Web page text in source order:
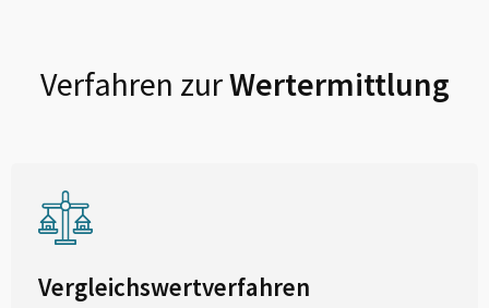
Verfahren zurWertermittlung
Vergleichswertverfahren